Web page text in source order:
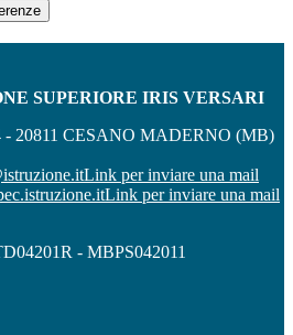
SUPERIORE IRIS VERSARI
20811 CESANO MADERNO (MB)
Link per inviare una mail
Link per inviare una mail
- MBPS042011